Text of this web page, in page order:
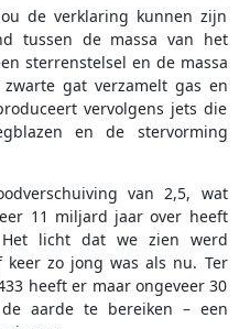
de verklaring kunnen zijn
tussen de massa van het
sterrenstelsel en de massa
gat verzamelt gas en
vervolgens jets die
en de stervorming
van 2,5, wat
11 miljard jaar over heeft
licht dat we zien werd
zo jong was als nu. Ter
heeft er maar ongeveer 30
aarde te bereiken – een